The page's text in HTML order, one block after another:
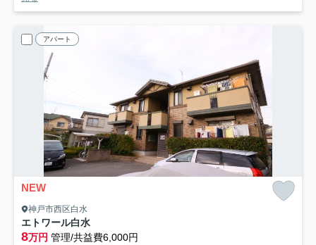
アパート
NEW
神戸市西区白水
エトワール白水
8万円 管理/共益費6,000円